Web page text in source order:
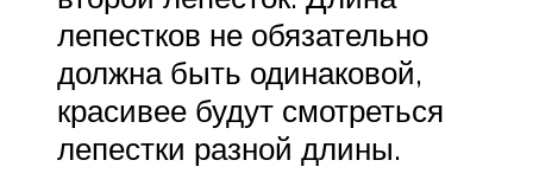
лепестков не обязательно
должна быть одинаковой,
красивее будут смотреться
лепестки разной длины.